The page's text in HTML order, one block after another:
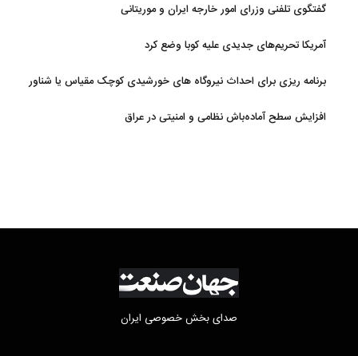
گفتگوی تلفنی وزرای امور خارجه ایران و موریتانی
آمریکا تحریم‌های جدیدی علیه کوبا وضع کرد
برنامه ریزی برای احداث نیروگاه های خورشیدی کوچک مقیاس یا شناور
افزایش سطح آماده‌باش نظامی و امنیتی در عراق
صدای بخش خصوصی ایران